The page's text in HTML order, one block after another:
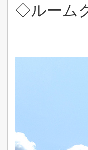
◇ルーム